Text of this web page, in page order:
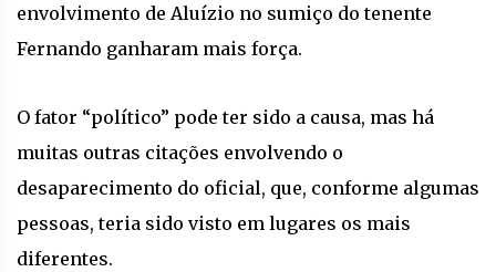
envolvimento de Aluízio no sumiço do tenente
Fernando ganharam mais força.
O fator “político” pode ter sido a causa, mas há
muitas outras citações envolvendo o
desaparecimento do oficial, que, conforme algumas
pessoas, teria sido visto em lugares os mais
diferentes.